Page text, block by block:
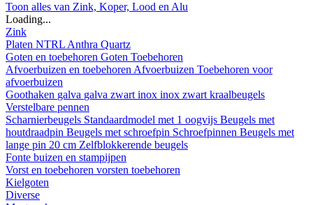
Toon alles van Zink, Koper, Lood en Alu
Loading...
Zink
Platen NTRL Anthra Quartz
Goten en toebehoren Goten Toebehoren
Afvoerbuizen en toebehoren Afvoerbuizen Toebehoren voor
afvoerbuizen
Goothaken galva galva zwart inox inox zwart kraalbeugels
Verstelbare pennen
Scharnierbeugels Standaardmodel met 1 oogvijs Beugels met
houtdraadpin Beugels met schroefpin Schroefpinnen Beugels met
lange pin 20 cm Zelfblokkerende beugels
Fonte buizen en stampijpen
Vorst en toebehoren vorsten toebehoren
Kielgoten
Diverse